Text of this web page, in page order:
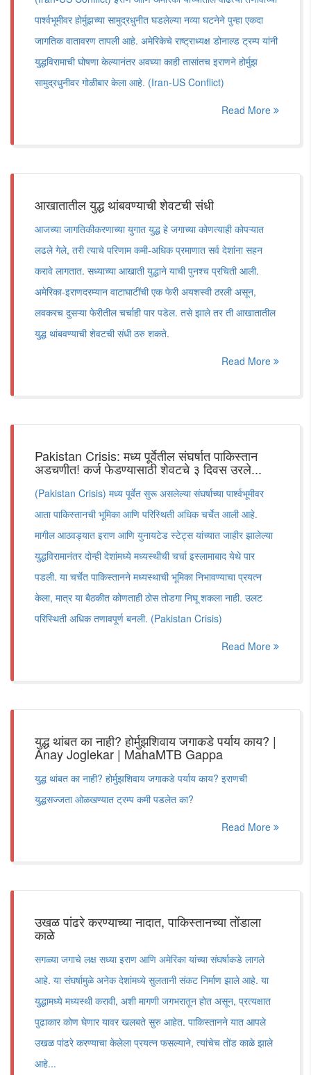
पार्श्वभूमीवर होर्मुझच्या सामुद्रधुनीत घडलेल्या नव्या घटनेने पुन्हा एकदा
जागतिक वातावरण तापली आहे. अमेरिकेचे राष्ट्राध्यक्ष डोनाल्ड ट्रम्प यांनी
युद्धविरामाची घोषणा केल्यानंतर अवघ्या काही तासांतच इराणने होर्मुझ
सामुद्रधुनीवर गोळीबार केला आहे. (Iran-US Conflict)
Read More
आखातातील युद्ध थांबवण्याची शेवटची संधी
आजच्या जागतिकीकरणाच्या युगात युद्ध हे जगाच्या कोणत्याही कोपऱ्यात
लढले गेले, तरी त्याचे परिणाम कमी-अधिक प्रमाणात सर्व देशांना सहन
करावे लागतात. सध्याच्या आखाती युद्धाने याची पुनश्च प्रचिती आली.
अमेरिका-इराणदरम्यान वाटाघाटींची एक फेरी अयशस्वी ठरली असून,
लवकरच दुसऱ्या फेरीतील चर्चाही पार पडेल. तसे झाले तर ती आखातातील
युद्ध थांबवण्याची शेवटची संधी ठरु शकते.
Read More
Pakistan Crisis: मध्य पूर्वेतील संघर्षात पाकिस्तान
अडचणीत! कर्ज फेडण्यासाठी शेवटचे ३ दिवस उरले...
(Pakistan Crisis) मध्य पूर्वेत सुरू असलेल्या संघर्षाच्या पार्श्वभूमीवर
आता पाकिस्तानची भूमिका आणि परिस्थिती अधिक चर्चेत आली आहे.
मागील आठवड्यात इराण आणि युनायटेड स्टेट्स यांच्यात जाहीर झालेल्या
युद्धविरामानंतर दोन्ही देशांमध्ये मध्यस्थीची चर्चा इस्लामाबाद येथे पार
पडली. या चर्चेत पाकिस्तानने मध्यस्थाची भूमिका निभावण्याचा प्रयत्न
केला, मात्र या बैठकीत कोणताही ठोस तोडगा निघू शकला नाही. उलट
परिस्थिती अधिक तणावपूर्ण बनली. (Pakistan Crisis)
Read More
युद्ध थांबत का नाही? होर्मुझशिवाय जगाकडे पर्याय काय? |
Anay Joglekar | MahaMTB Gappa
युद्ध थांबत का नाही? होर्मुझशिवाय जगाकडे पर्याय काय? इराणची
युद्धसज्जता ओळखण्यात ट्रम्प कमी पडलेत का?
Read More
उखळ पांढरे करण्याच्या नादात, पाकिस्तानच्या तोंडाला
काळे
सगळ्या जगाचे लक्ष सध्या इराण आणि अमेरिका यांच्या संघर्षाकडे लागले
आहे. या संघर्षामुळे अनेक देशांमध्ये सुलतानी संकट निर्माण झाले आहे. या
युद्धामध्ये मध्यस्थी करावी, अशी मागणी जगभरातून होत असून, प्रत्यक्षात
पुढाकार कोण घेणार यावर खलबते सुरु आहेत. पाकिस्तानने यात आपले
उखळ पांढरे करण्याचा केलेला प्रयत्न फसल्याने, त्यांचेच तोंड काळे झाले
आहे...